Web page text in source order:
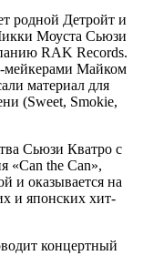
родной Детройт и
Моуста Сьюзи
RAK Records.
мейкерами Майком
материал для
(Sweet, Smokie,
Сьюзи Кватро с
«Can the Can»,
и оказывается на
и японских хит-
концертный